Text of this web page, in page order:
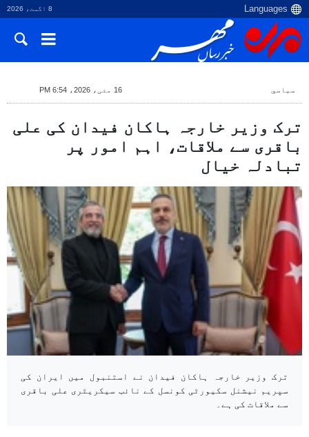
8 اگست، 2026
سياسي 16 مئی، 2026، 6:54 PM
ترک وزیر خارجہ ہاکان فیدان کی علی
باقری سے ملاقات، اہم امور پر
تبادلہ خیال
ترک وزیر خارجہ ہاکان فیدان نے استنبول میں ایران کی
سپریم نیشنل سکیورٹی کونسل کے نائب سیکریٹری علی باقری
سے ملاقات کی ہے۔